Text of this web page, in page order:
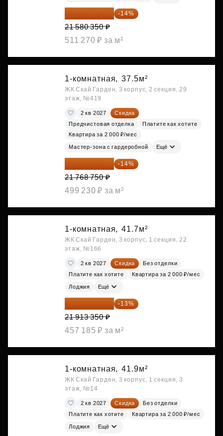
18 559 101 ₽ -14%
21 580 350 ₽
511 270 ₽ за м²
1-комнатная, 37.5м²
ЖК Скай Гарден, 3 корпус, 2 секция, 29
этаж, №419
2 кв 2027
Скидка
Предчистовая отделка
Платите как хотите
Квартира за 2 000 ₽/мес
Мастер-зона с гардеробной Ещё
18 721 125 ₽ -14%
21 768 750 ₽
499 230 ₽ за м²
1-комнатная, 41.7м²
ЖК Скай Гарден, 3 корпус, 1 секция, 22
этаж, №166
2 кв 2027 Скидка
Без отделки
Платите как хотите
Квартира за 2 000 ₽/мес
Лоджия Ещё
19 064 615 ₽ -13%
21 913 350 ₽
457 185 ₽ за м²
1-комнатная, 41.9м²
ЖК Скай Гарден, 3 корпус, 1 секция, 3
этаж, №14
2 кв 2027 Скидка
Без отделки
Платите как хотите
Квартира за 2 000 ₽/мес
Лоджия Ещё